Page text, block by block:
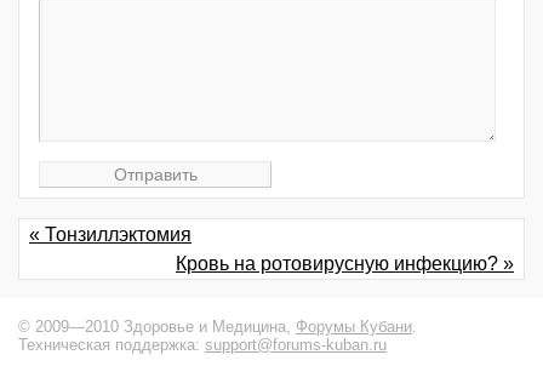
« Тонзиллэктомия
Кровь на ротовирусную инфекцию? »
© 2009—2010 Здоровье и Медицина, Форумы Кубани.
Техническая поддержка: support@forums-kuban.ru